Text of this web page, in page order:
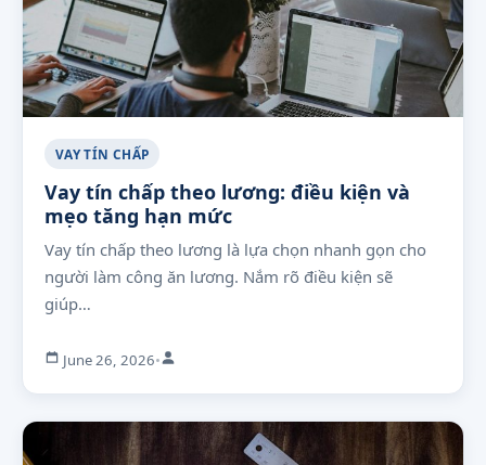
VAY TÍN CHẤP
Vay tín chấp theo lương: điều kiện và
mẹo tăng hạn mức
Vay tín chấp theo lương là lựa chọn nhanh gọn cho
người làm công ăn lương. Nắm rõ điều kiện sẽ
giúp…
June 26, 2026•